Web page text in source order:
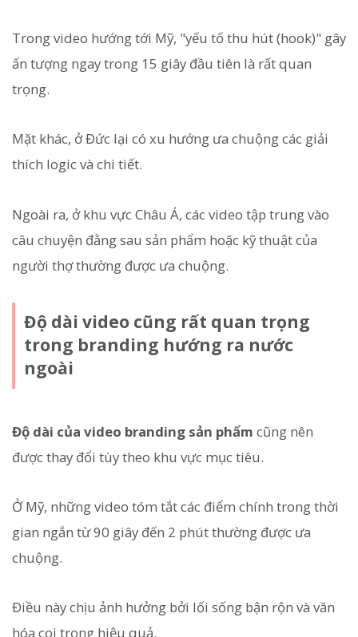
Trong video hướng tới Mỹ, "yếu tố thu hút (hook)" gây
ấn tượng ngay trong 15 giây đầu tiên là rất quan
trọng.
Mặt khác, ở Đức lại có xu hướng ưa chuộng các giải
thích logic và chi tiết.
Ngoài ra, ở khu vực Châu Á, các video tập trung vào
câu chuyện đằng sau sản phẩm hoặc kỹ thuật của
người thợ thường được ưa chuộng.
Độ dài video cũng rất quan trọng
trong branding hướng ra nước
ngoài
Độ dài của video branding sản phẩm cũng nên
được thay đổi tùy theo khu vực mục tiêu.
Ở Mỹ, những video tóm tắt các điểm chính trong thời
gian ngắn từ 90 giây đến 2 phút thường được ưa
chuộng.
Điều này chịu ảnh hưởng bởi lối sống bận rộn và văn
hóa coi trọng hiệu quả.